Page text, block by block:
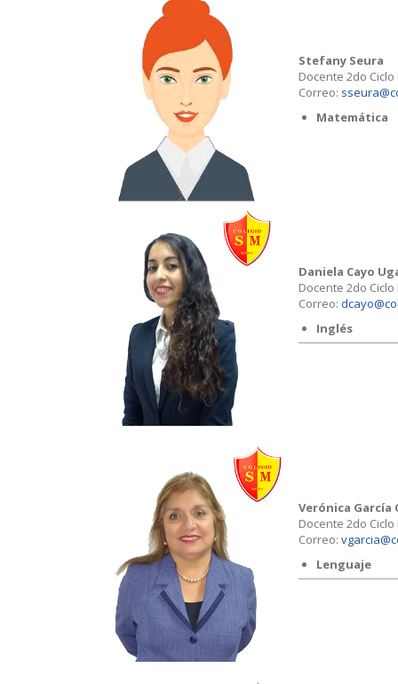
Stefany Seura
Docente 2do Ciclo
Correo:
Matemática
Daniela Cayo
Docente 2do Ciclo
Correo:
Inglés
Verónica García
Docente 2do Ciclo
Correo:
Lenguaje